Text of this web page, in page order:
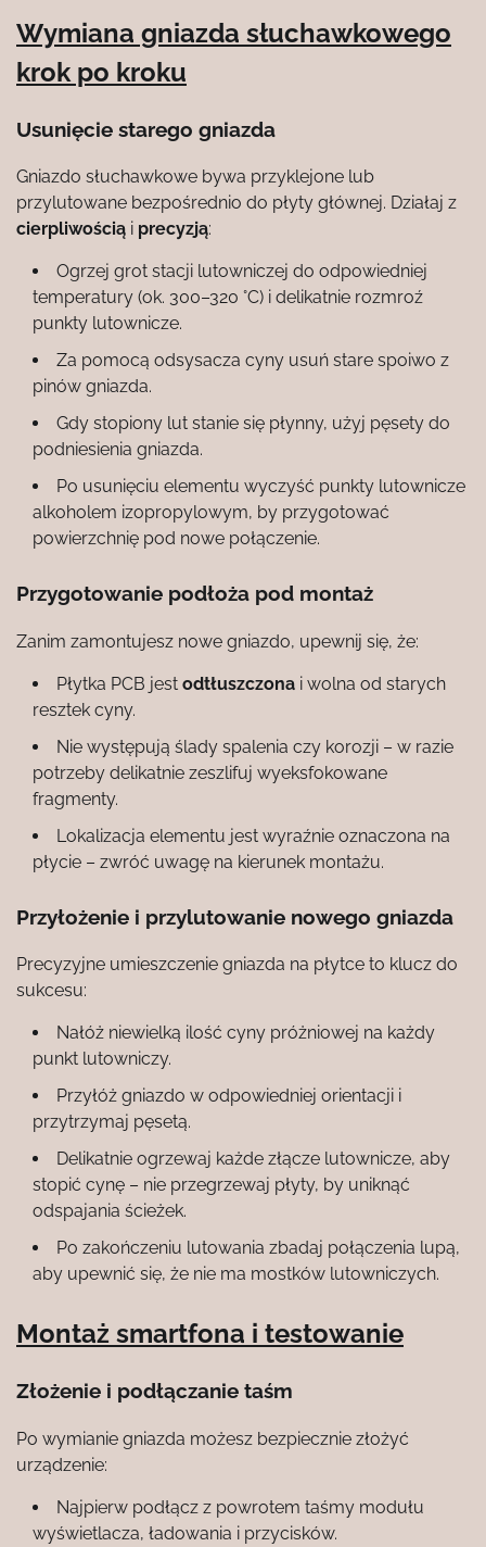
Wymiana gniazda słuchawkowego
krok po kroku
Usunięcie starego gniazda
Gniazdo słuchawkowe bywa przyklejone lub
przylutowane bezpośrednio do płyty głównej. Działaj z
cierpliwością i precyzją:
Ogrzej grot stacji lutowniczej do odpowiedniej
temperatury (ok. 300–320 °C) i delikatnie rozmroź
punkty lutownicze.
Za pomocą odsysacza cyny usuń stare spoiwo z
pinów gniazda.
Gdy stopiony lut stanie się płynny, użyj pęsety do
podniesienia gniazda.
Po usunięciu elementu wyczyść punkty lutownicze
alkoholem izopropylowym, by przygotować
powierzchnię pod nowe połączenie.
Przygotowanie podłoża pod montaż
Zanim zamontujesz nowe gniazdo, upewnij się, że:
Płytka PCB jest odtłuszczona i wolna od starych
resztek cyny.
Nie występują ślady spalenia czy korozji – w razie
potrzeby delikatnie zeszlifuj wyeksfokowane
fragmenty.
Lokalizacja elementu jest wyraźnie oznaczona na
płycie – zwróć uwagę na kierunek montażu.
Przyłożenie i przylutowanie nowego gniazda
Precyzyjne umieszczenie gniazda na płytce to klucz do
sukcesu:
Nałóż niewielką ilość cyny próżniowej na każdy
punkt lutowniczy.
Przyłóż gniazdo w odpowiedniej orientacji i
przytrzymaj pęsetą.
Delikatnie ogrzewaj każde złącze lutownicze, aby
stopić cynę – nie przegrzewaj płyty, by uniknąć
odspajania ścieżek.
Po zakończeniu lutowania zbadaj połączenia lupą,
aby upewnić się, że nie ma mostków lutowniczych.
Montaż smartfona i testowanie
Złożenie i podłączanie taśm
Po wymianie gniazda możesz bezpiecznie złożyć
urządzenie:
Najpierw podłącz z powrotem taśmy modułu
wyświetlacza, ładowania i przycisków.